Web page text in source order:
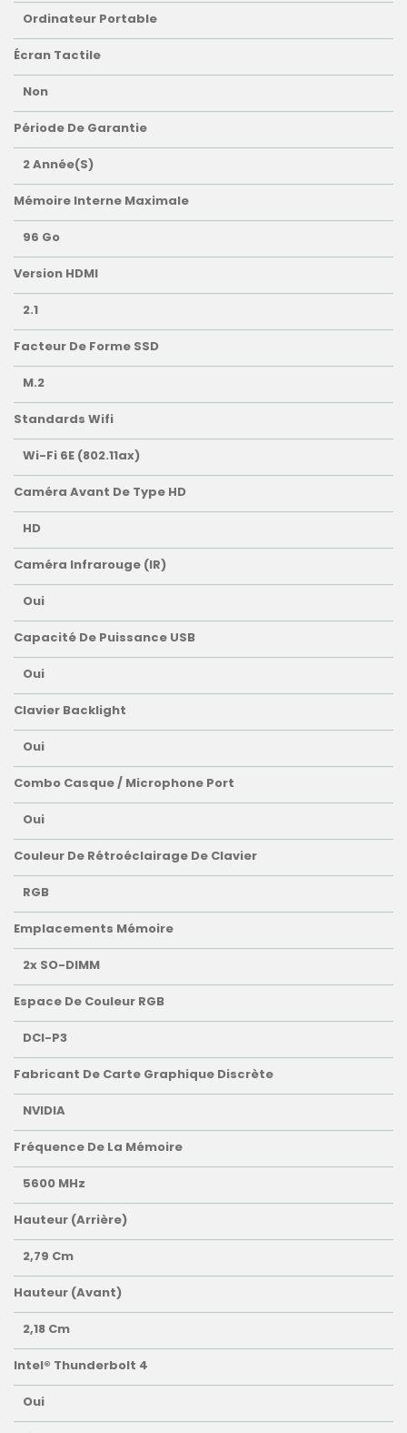
Ordinateur Portable
Écran Tactile
Non
Période De Garantie
2 Année(s)
Mémoire Interne Maximale
96 Go
Version HDMI
2.1
Facteur De Forme SSD
M.2
Standards Wifi
Wi-Fi 6E (802.11ax)
Caméra Avant De Type HD
HD
Caméra Infrarouge (IR)
Oui
Capacité De Puissance USB
Oui
Clavier Backlight
Oui
Combo Casque / Microphone Port
Oui
Couleur De Rétroéclairage De Clavier
RGB
Emplacements Mémoire
2x SO-DIMM
Espace De Couleur RGB
DCI-P3
Fabricant De Carte Graphique Discrète
NVIDIA
Fréquence De La Mémoire
5600 MHz
Hauteur (arrière)
2,79 Cm
Hauteur (avant)
2,18 Cm
Intel® Thunderbolt 4
Oui